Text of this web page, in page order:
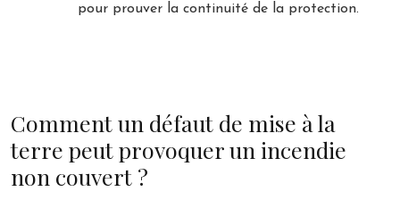
pour prouver la continuité de la protection.
Comment un défaut de mise à la
terre peut provoquer un incendie
non couvert ?